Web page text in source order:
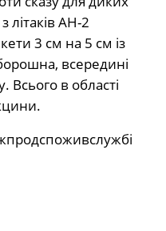
літаків АН-2
3 см на 5 см із
всередині
Всього в області